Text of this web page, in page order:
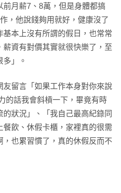
前月薪7、8萬，但是身體都搞
，他說錢夠用就好，健康沒了
本上沒有所謂的假日，也常常
資有對價其實就很快樂了，至
」。
友留言「如果工作本身對你來說
的話我會斜槓一下，畢竟有時
狀況」、「我自己最高紀錄同
餐飲、休假卡櫃，家裡真的很需
也累習慣了，真的休假反而不